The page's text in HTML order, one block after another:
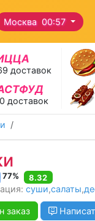
Москва 00:57
доставок
доставок
77% 8.32
суши,салаты,
заказ